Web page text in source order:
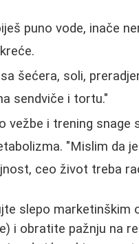
puno vode, inače
šećera, soli,
sendviče i tortu."
vežbe i trening snage
"Mislim da
ceo život treba
slepo marketinškim
i obratite pažnju na